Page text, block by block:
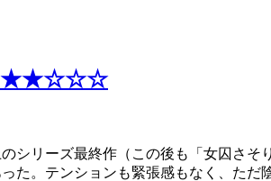
★★☆☆☆
シリーズ最終作（この後も「女囚さ
た。テンションも緊張感もなく、た